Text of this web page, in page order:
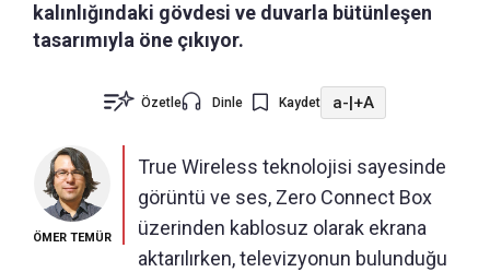
kalınlığındaki gövdesi ve duvarla bütünleşen
tasarımıyla öne çıkıyor.
Özetle Dinle Kaydet a-|+A
ÖMER TEMÜR
True Wireless teknolojisi sayesinde
görüntü ve ses, Zero Connect Box
üzerinden kablosuz olarak ekrana
aktarılırken, televizyonun bulunduğu